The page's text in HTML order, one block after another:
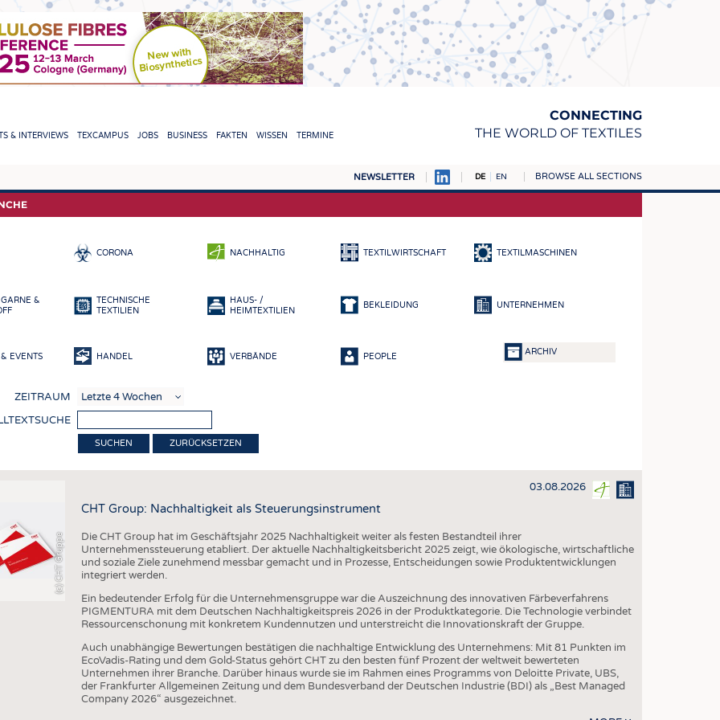
CONNECTING
THE WORLD OF TEXTILES
& INTERVIEWS TEXCAMPUS JOBS BUSINESS FAKTEN WISSEN TERMINE
NEWSLETTER DE EN BROWSE ALL SECTIONS
TEXTILE LEADERSHIP FASERN
GEWEBE
VLIESSTOFFE
NACHHALTIGKEIT
KREISLAUFWIRTSCHAFT
TECHNISCHE TEXTILIEN
SMART TEXTILES
MEDIZIN
HAUS- UND HEIMTEXTILIEN
BEKLEIDUNG
CORONA NACHHALTIG TEXTILWIRTSCHAFT TEXTILMASCHINEN
&
TECHNISCHE
TEXTILIEN
HAUS- /
HEIMTEXTILIEN
BEKLEIDUNG UNTERNEHMEN
EVENTS HANDEL VERBÄNDE PEOPLE ARCHIV
ZEITRAUM
ZURÜCKSETZEN
(c) CHT Gruppe
03.08.2026
CHT Group: Nachhaltigkeit als Steuerungsinstrument
Die CHT Group hat im Geschäftsjahr 2025 Nachhaltigkeit weiter als festen Bestandteil ihrer
Unternehmenssteuerung etabliert. Der aktuelle Nachhaltigkeitsbericht 2025 zeigt, wie ökologische, wirtschaftliche
und soziale Ziele zunehmend messbar gemacht und in Prozesse, Entscheidungen sowie Produktentwicklungen
integriert werden.
Ein bedeutender Erfolg für die Unternehmensgruppe war die Auszeichnung des innovativen Färbeverfahrens
PIGMENTURA mit dem Deutschen Nachhaltigkeitspreis 2026 in der Produktkategorie. Die Technologie verbindet
Ressourcenschonung mit konkretem Kundennutzen und unterstreicht die Innovationskraft der Gruppe.
Auch unabhängige Bewertungen bestätigen die nachhaltige Entwicklung des Unternehmens: Mit 81 Punkten im
EcoVadis-Rating und dem Gold-Status gehört CHT zu den besten fünf Prozent der weltweit bewerteten
Unternehmen ihrer Branche. Darüber hinaus wurde sie im Rahmen eines Programms von Deloitte Private, UBS,
der Frankfurter Allgemeinen Zeitung und dem Bundesverband der Deutschen Industrie (BDI) als „Best Managed
Company 2026“ ausgezeichnet.